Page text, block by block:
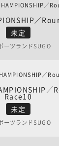
未定
／
／
ーツランドSUGO
未定
／
Race10
／
ーツランドSUGO